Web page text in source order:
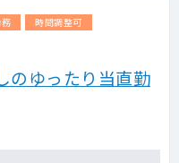
時間調整可
のゆったり当直勤